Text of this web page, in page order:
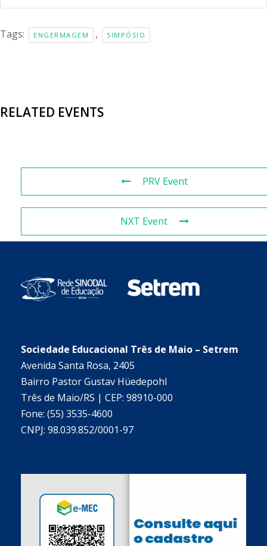
Tags: ENGERMAGEM , SIMPÓSIO
RELATED EVENTS
PRV Event
NXT Event
Sociedade Educacional Três de Maio – Setrem
Avenida Santa Rosa, 2405
Bairro Pastor Gustav Hüedepohl
Três de Maio/RS | CEP: 98910-000
Fone: (55) 3535-4600
CNPJ: 98.039.852/0001-97